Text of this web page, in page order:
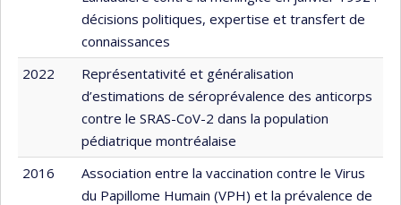
décisions politiques, expertise et transfert de
connaissances
2022
Représentativité et généralisation
d’estimations de séroprévalence des anticorps
contre le SRAS-CoV-2 dans la population
pédiatrique montréalaise
2016
Association entre la vaccination contre le Virus
du Papillome Humain (VPH) et la prévalence de